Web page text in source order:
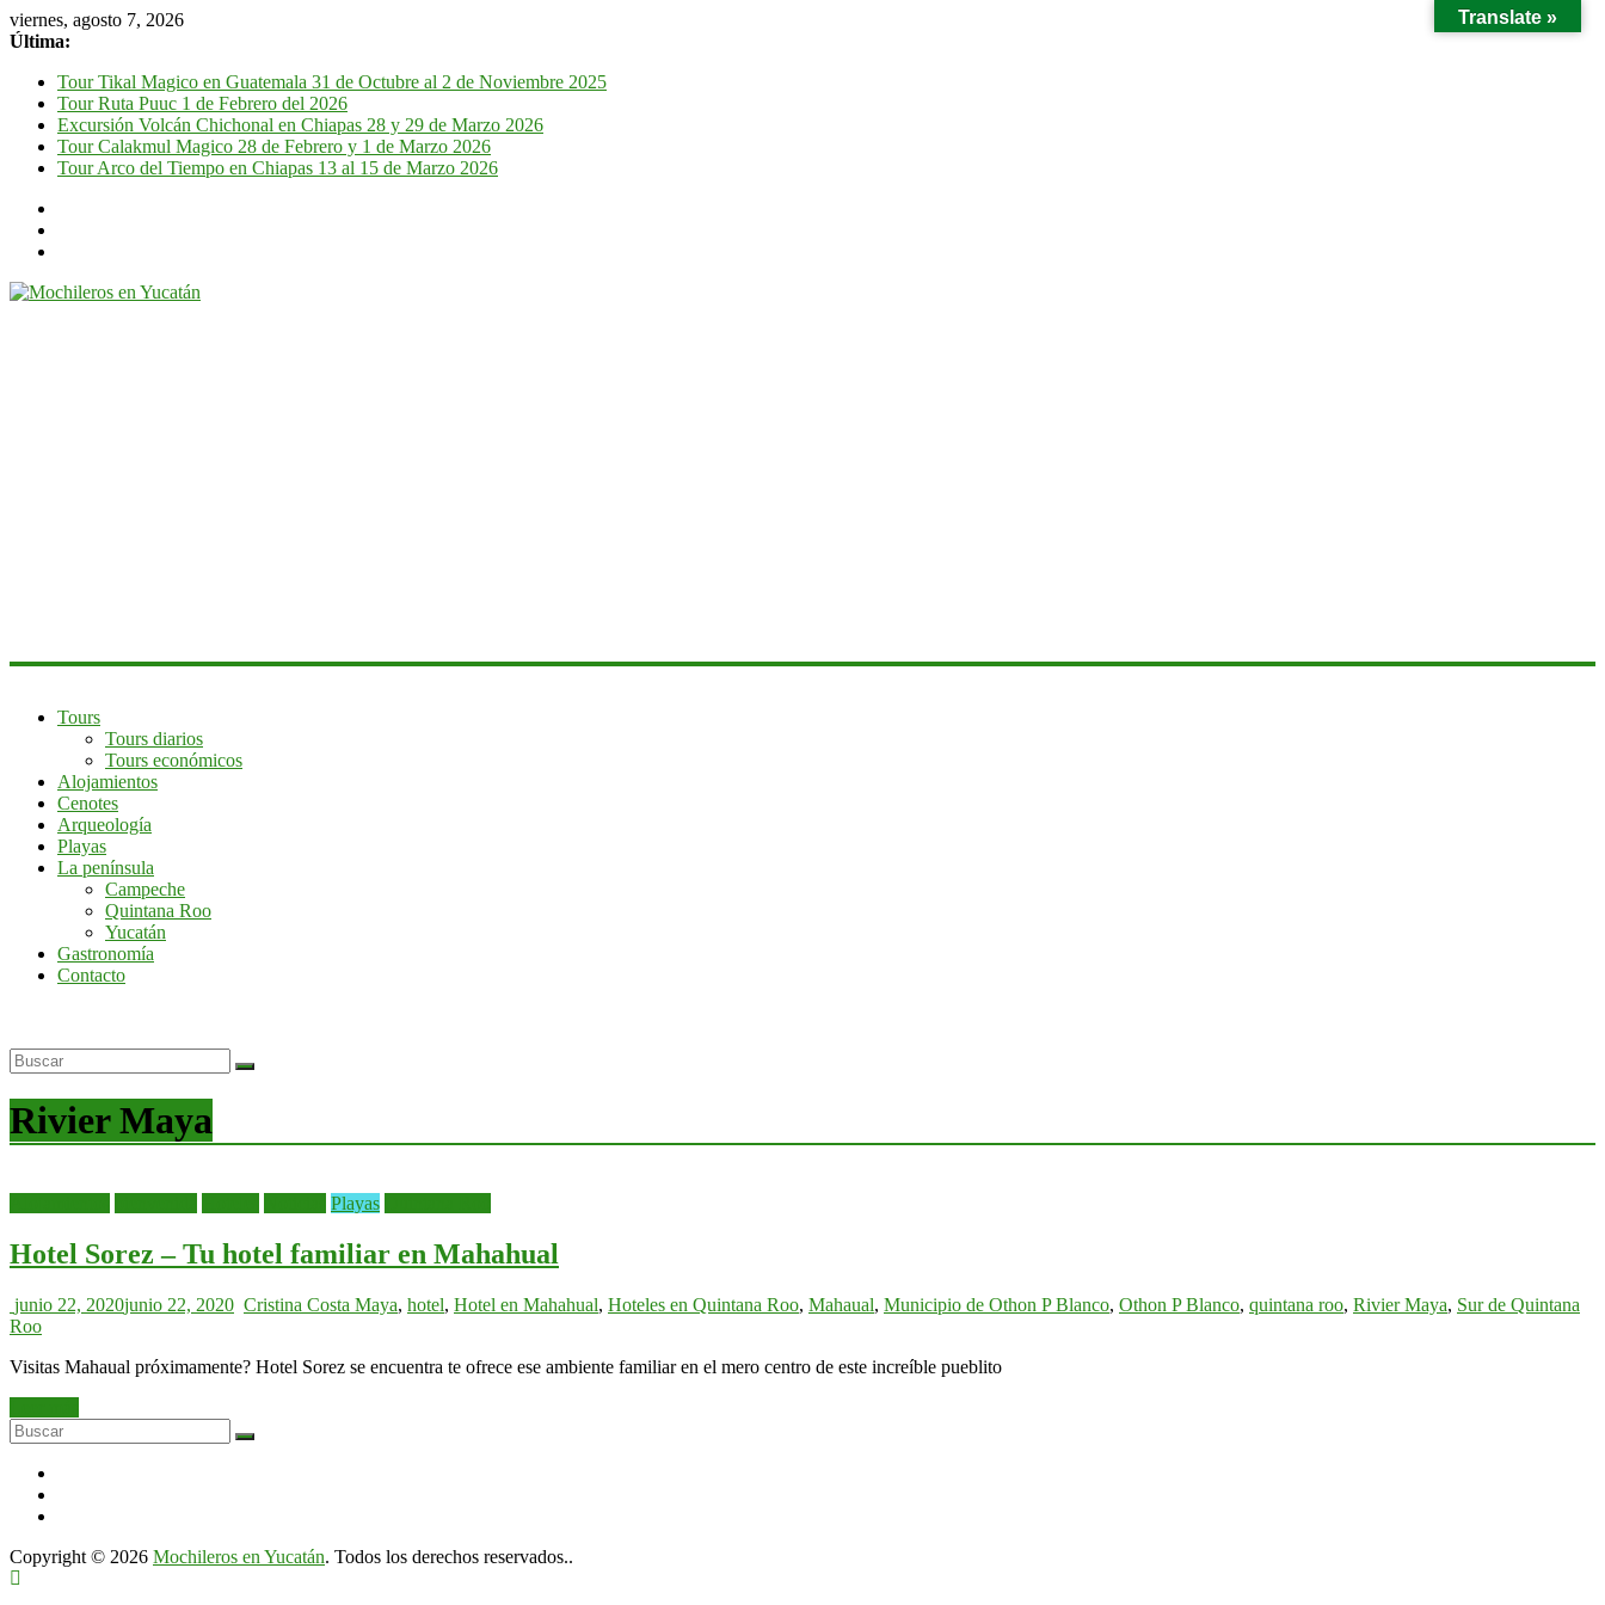
viernes, agosto 7, 2026
Última:
Tour Tikal Magico en Guatemala 31 de Octubre al 2 de Noviembre 2025
Tour Ruta Puuc 1 de Febrero del 2026
Excursión Volcán Chichonal en Chiapas 28 y 29 de Marzo 2026
Tour Calakmul Magico 28 de Febrero y 1 de Marzo 2026
Tour Arco del Tiempo en Chiapas 13 al 15 de Marzo 2026
Tours
Tours diarios
Tours económicos
Alojamientos
Cenotes
Arqueología
Playas
La península
Campeche
Quintana Roo
Yucatán
Gastronomía
Contacto
Rivier Maya
Playas
Hotel Sorez – Tu hotel familiar en Mahahual
junio 22, 2020junio 22, 2020 Cristina Costa Maya, hotel, Hotel en Mahahual, Hoteles en Quintana Roo, Mahaual, Municipio de Othon P Blanco, Othon P Blanco, quintana roo, Rivier Maya, Sur de Quintana
Roo
Visitas Mahaual próximamente? Hotel Sorez se encuentra te ofrece ese ambiente familiar en el mero centro de este increíble pueblito
Copyright © 2026 Mochileros en Yucatán. Todos los derechos reservados..
Translate »